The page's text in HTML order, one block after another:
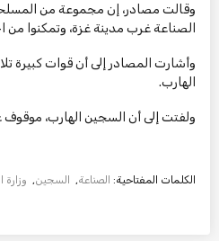
وقالت مصادر، إن مجموعة من
الصناعة غرب مدينة غزة، وتمكنوا
وأشارت المصادر إلى أن قوات كبيرة
الهارب.
ولفتت إلى أن السجين الهارب، موقوف
الكلمات المفتاحية: الصناعة, السجين, وزارة